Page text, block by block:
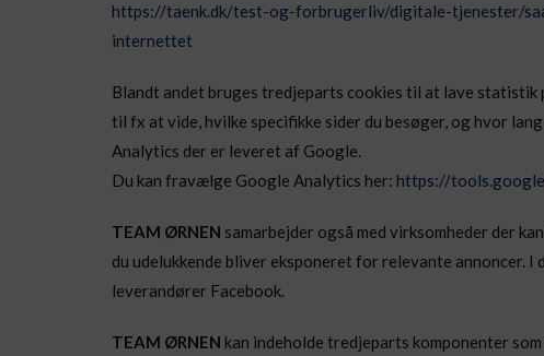
https://taenk.dk/test-og-forbrugerliv/digitale-tjenester/
internettet
Blandt andet bruges tredjeparts cookies til at lave statistik
til fx at vide, hvilke specifikke sider du besøger, og hvor
Analytics der er leveret af Google.
Du kan fravælge Google Analytics her: https://
TEAM ØRNEN samarbejder også med virksomheder der
du udelukkende bliver eksponeret for relevante annoncer.
leverandører Facebook.
TEAM ØRNEN kan indeholde tredjeparts komponenter